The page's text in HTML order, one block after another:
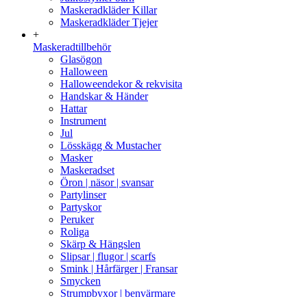
Maskeradkläder Killar
Maskeradkläder Tjejer
+
Maskeradtillbehör
Glasögon
Halloween
Halloweendekor & rekvisita
Handskar & Händer
Hattar
Instrument
Jul
Lösskägg & Mustacher
Masker
Maskeradset
Öron | näsor | svansar
Partylinser
Partyskor
Peruker
Roliga
Skärp & Hängslen
Slipsar | flugor | scarfs
Smink | Hårfärger | Fransar
Smycken
Strumpbyxor | benvärmare